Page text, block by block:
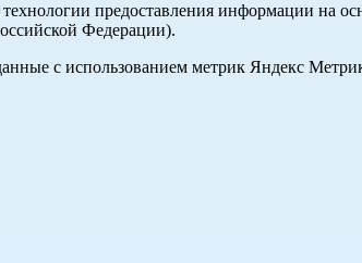
предоставления информации на
Федерации).
с использованием метрик Яндекс